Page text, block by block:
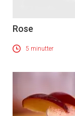
Få
Rose
5 minutter